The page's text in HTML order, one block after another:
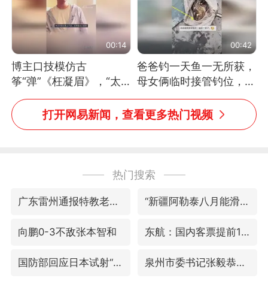
00:14
博主口技模仿古
筝“弹”《枉凝眉》，“太
像了～你是吃古筝长大的
吗？”“或将成为首位考级
不带古筝的选手。”（来
00:42
爸爸钓一天鱼一无所获，
母女俩临时接管钓位，用
玩具鱼竿钓上大鱼
打开网易新闻，查看更多热门视频
热门搜索
广东雷州通报特教老师招聘违规事件 “新疆阿勒泰八月能滑雪”不实
向鹏0-3不敌张本智和 东航：国内客票提前14天免费退改
国防部回应日本试射“战斧”导弹 泉州市委书记张毅恭被查